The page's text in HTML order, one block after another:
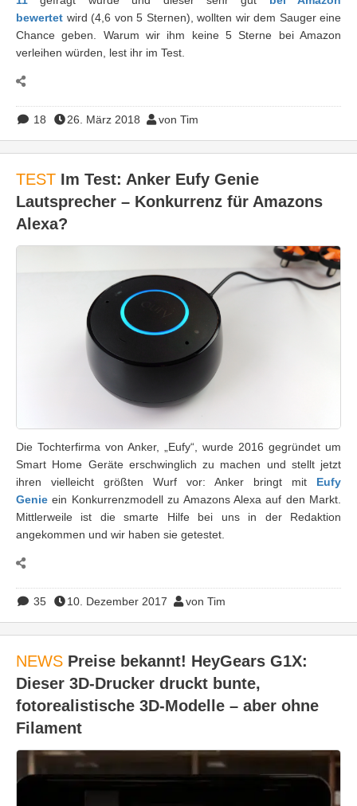
bewertet wird (4,6 von 5 Sternen), wollten wir dem Sauger eine
Chance geben. Warum wir ihm keine 5 Sterne bei Amazon
verleihen würden, lest ihr im Test.
18 26. März 2018 von Tim
TEST Im Test: Anker Eufy Genie
Lautsprecher – Konkurrenz für Amazons
Alexa?
Die Tochterfirma von Anker, „Eufy“, wurde 2016 gegründet um
Smart Home Geräte erschwinglich zu machen und stellt jetzt
ihren vielleicht größten Wurf vor: Anker bringt mit Eufy
Genie ein Konkurrenzmodell zu Amazons Alexa auf den Markt.
Mittlerweile ist die smarte Hilfe bei uns in der Redaktion
angekommen und wir haben sie getestet.
35 10. Dezember 2017 von Tim
NEWS Preise bekannt! HeyGears G1X:
Dieser 3D-Drucker druckt bunte,
fotorealistische 3D-Modelle – aber ohne
Filament